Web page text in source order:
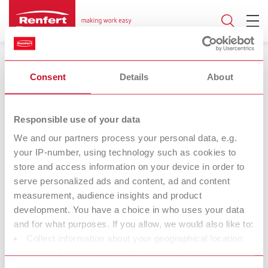
Consent Details About
Responsible use of your data
We and our partners process your personal data, e.g.
your IP-number, using technology such as cookies to
store and access information on your device in order to
serve personalized ads and content, ad and content
measurement, audience insights and product
development. You have a choice in who uses your data
and for what purposes. If you allow, we would also like to:
Collect information about your geographical location
Material de laboratorio
Caja protectora
contra polvo de
amoladura
Nosotros en Renfert deseamos facilitarles el trabajo a los
trabajo óptimo. Durante el desarrollo de nuestros productos